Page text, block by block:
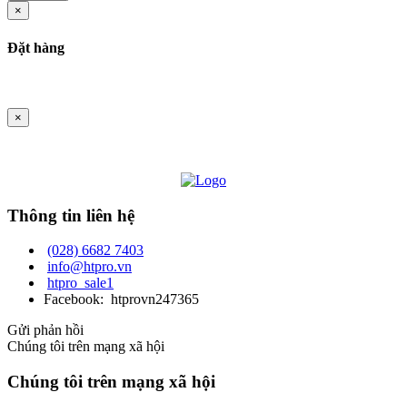
×
Đặt hàng
×
Thông tin liên hệ
(028) 6682 7403
info@htpro.vn
htpro_sale1
Facebook: htprovn247365
Gửi phản hồi
Chúng tôi trên mạng xã hội
Chúng tôi trên mạng xã hội